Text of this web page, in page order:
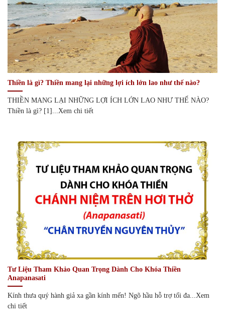
Thiền là gì? Thiền mang lại những lợi ích lớn lao như thế nào?
THIỀN MANG LẠI NHỮNG LỢI ÍCH LỚN LAO NHƯ THẾ NÀO?
Thiền là gì? [1]...Xem chi tiết
Tư Liệu Tham Khảo Quan Trọng Dành Cho Khóa Thiền
Anapanasati
Kính thưa quý hành giả xa gần kính mến! Ngõ hầu hỗ trợ tối đa...Xem
chi tiết